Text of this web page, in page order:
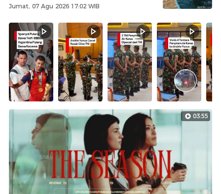
Jumat, 07 Agu 2026 17:02 WIB
03:55